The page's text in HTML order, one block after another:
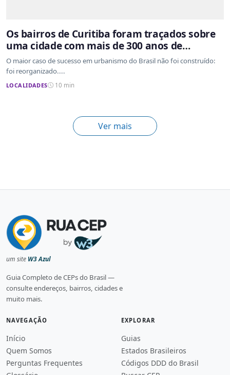
Os bairros de Curitiba foram traçados sobre
uma cidade com mais de 300 anos de
ocupação desordenada
O maior caso de sucesso em urbanismo do Brasil não foi construído:
foi reorganizado....
LOCALIDADES 10 min
Ver mais
um site W3 Azul
Guia Completo de CEPs do Brasil —
consulte endereços, bairros, cidades e
muito mais.
NAVEGAÇÃO
Início
Quem Somos
Perguntas Frequentes
EXPLORAR
Guias
Estados Brasileiros
Códigos DDD do Brasil